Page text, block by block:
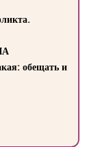
обещать и